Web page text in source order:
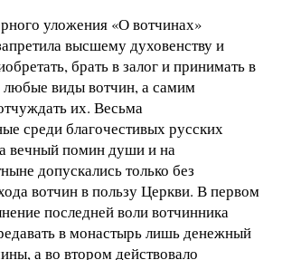
уложения «О вотчинах»
высшему духовенству и
брать в залог и принимать в
любые виды вотчин, а самим
их. Весьма
среди благочестивых русских
вечный помин души и на
допускались только без
вотчин в пользу Церкви. В первом
последней воли вотчинника
в монастырь лишь денежный
а во втором действовало